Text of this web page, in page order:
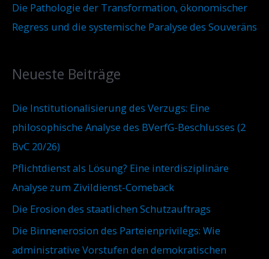
Die Pathologie der Transformation, ökonomischer
Regress und die systemische Paralyse des Souveräns
Neueste Beiträge
Die Institutionalisierung des Verzugs: Eine
philosophische Analyse des BVerfG-Beschlusses (2
BvC 20/26)
Pflichtdienst als Lösung? Eine interdisziplinäre
Analyse zum Zivildienst-Comeback
Die Erosion des staatlichen Schutzauftrags
Die Binnenerosion des Parteienprivilegs: Wie
administrative Vorstufen den demokratischen